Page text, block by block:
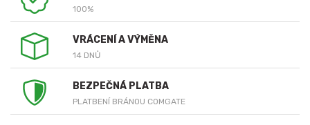
100%
VRÁCENÍ A VÝMĚNA
14 DNŮ
BEZPEČNÁ PLATBA
PLATBENÍ BRÁNOU COMGATE